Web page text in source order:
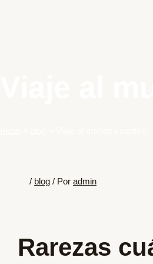
/ blog / Por admin
Rarezas